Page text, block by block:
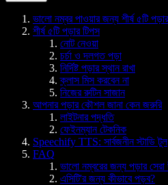
ভালো নম্বর পাওয়ার জন্য শীর্ষ ৫টি
শীর্ষ ৫টি পড়ার টিপস
নোট নেওয়া
চর্চা ও দলগত পড়া
নির্দিষ্ট পড়ার স্থান রাখা
ক্লাস মিস করবেন না
নিজের রুটিন সাজান
আপনার পড়ার কৌশল জানা কেন জরুরি
লাইটনার পদ্ধতি
ফেইনম্যান টেকনিক
Speechify TTS: সার্বজনীন স্টাডি টুল
FAQ
ভালো নম্বরের জন্য পড়ার সেরা
এসিটি'র জন্য কীভাবে পড়ব?